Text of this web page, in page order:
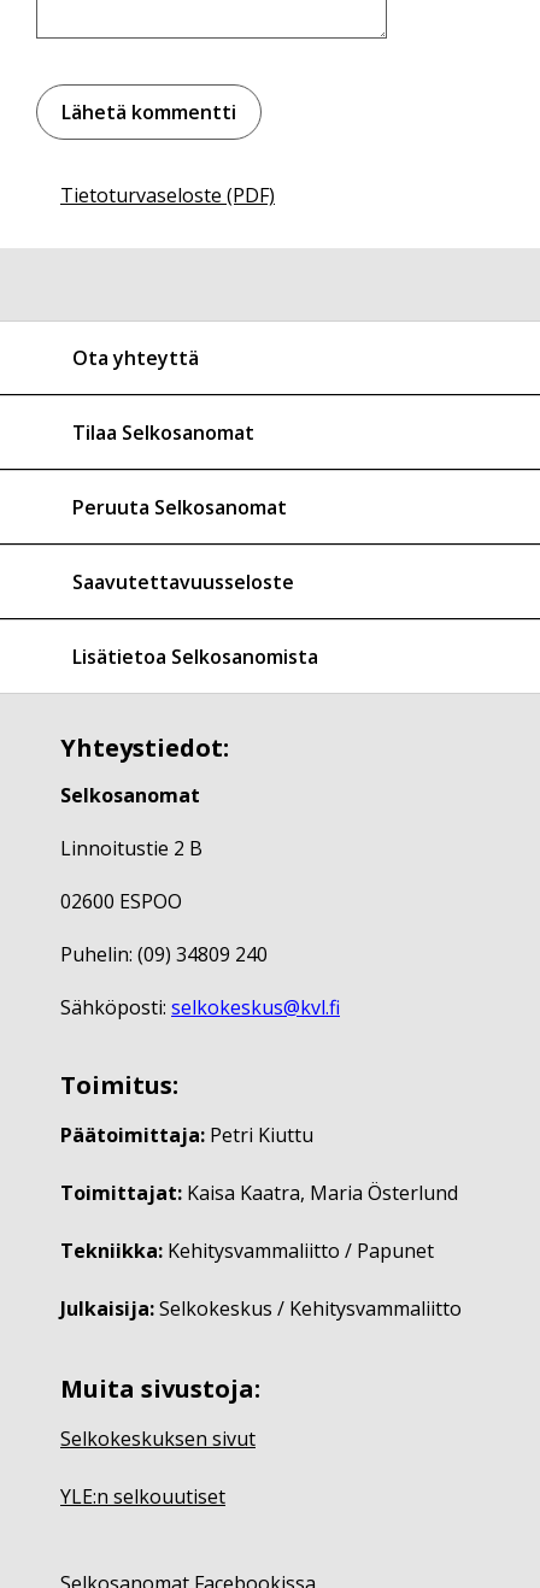
Tietoturvaseloste (PDF)
Ota yhteyttä
Tilaa Selkosanomat
Peruuta Selkosanomat
Saavutettavuusseloste
Lisätietoa Selkosanomista
Yhteystiedot:
Selkosanomat
Linnoitustie 2 B
02600 ESPOO
Puhelin: (09) 34809 240
Sähköposti: selkokeskus@kvl.fi
Toimitus:
Päätoimittaja: Petri Kiuttu
Toimittajat: Kaisa Kaatra, Maria Österlund
Tekniikka: Kehitysvammaliitto / Papunet
Julkaisija:Selkokeskus / Kehitysvammaliitto
Muita sivustoja:
Selkokeskuksen sivut
YLE:n selkouutiset